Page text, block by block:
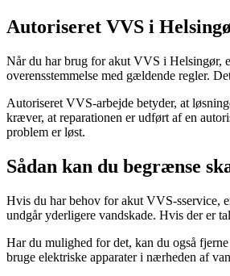
Autoriseret VVS i
Når du har brug for akut VVS i Helsingør,
overensstemmelse med gældende regler.
Autoriseret VVS-arbejde betyder, at
kræver, at reparationen er udført af en
problem er løst.
Sådan kan du begrænse
Hvis du har behov for akut VVS-sservice,
undgår yderligere vandskade. Hvis der er
Har du mulighed for det, kan du også
bruge elektriske apparater i nærheden af